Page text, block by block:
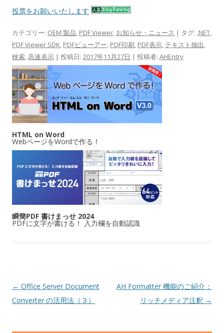
投票をお願いいたします
カテゴリー: OEM 製品, PDF Viewer, お知らせ・ニュース | タグ: .NET,
PDF Viewer SDK, PDFビューアー, PDF印刷, PDF表示, テキスト抽出,
検索,高速表示 | 投稿日: 2017年11月27日 | 投稿者: AHEntry
HTML on Word
WebページをWordで作る！
瞬簡PDF 書けまっせ 2024
PDFに文字が書ける！ 入力欄を自動認識
投稿ナビゲーション
← Office Server Document
Converter の活用法（３）
AH Formatter 機能のご紹介：
リッチメディア注釈 →